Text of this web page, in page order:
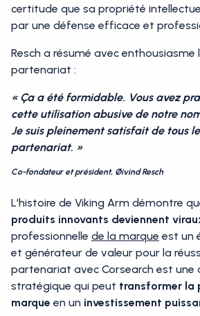
certitude que sa propriété
par une défense efficace et
Resch a résumé avec enthousiasme
partenariat :
« Ça a été formidable. Vous avez
cette utilisation abusive de notre
Je suis pleinement satisfait de tous
partenariat. »
Co-fondateur et président, Øivind Resch
L'histoire de Viking Arm démontre
produits innovants deviennent
professionnelle de la marque est un
et générateur de valeur pour la
partenariat avec Corsearch est une
stratégique qui peut transformer la
marque en un investissement